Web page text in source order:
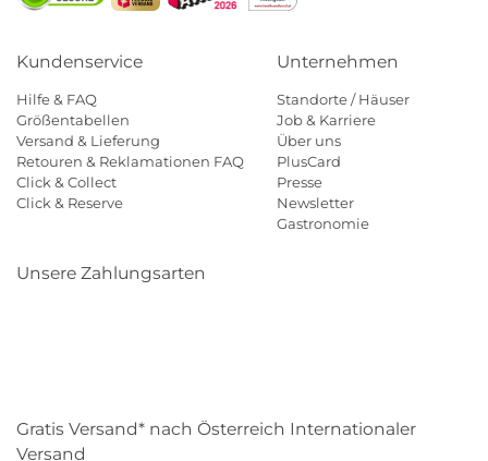
Kundenservice
Hilfe & FAQ
Größentabellen
Versand & Lieferung
Retouren & Reklamationen FAQ
Click & Collect
Click & Reserve
Unternehmen
Standorte / Häuser
Job & Karriere
Über uns
PlusCard
Presse
Newsletter
Gastronomie
Unsere Zahlungsarten
Gratis Versand* nach Österreich Internationaler
Versand